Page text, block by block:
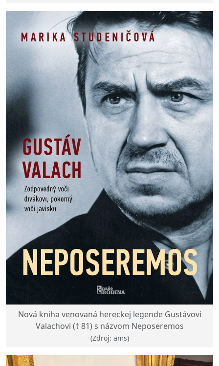
Nová kniha venovaná hereckej legende Gustávovi
Valachovi († 81) s názvom Neposeremos
(Zdroj: ams)